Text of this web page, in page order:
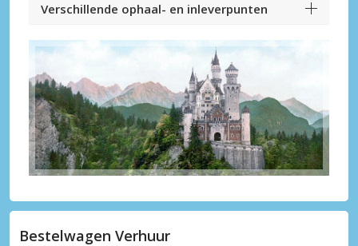
Verschillende ophaal- en inleverpunten
Bestelwagen Verhuur